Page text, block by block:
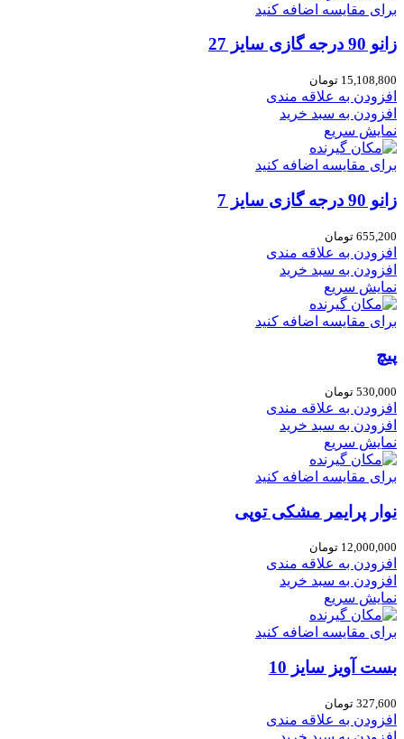
برای مقایسه اضافه کنید
زانو 90 درجه گازی سایز 27
15,108,800 تومان
افزودن به علاقه مندی
افزودن به سبد خرید
نمایش سریع
برای مقایسه اضافه کنید
زانو 90 درجه گازی سایز 7
655,200 تومان
افزودن به علاقه مندی
افزودن به سبد خرید
نمایش سریع
برای مقایسه اضافه کنید
پیچ
530,000 تومان
افزودن به علاقه مندی
افزودن به سبد خرید
نمایش سریع
برای مقایسه اضافه کنید
نوار پرایمر مشکی توپی
12,000,000 تومان
افزودن به علاقه مندی
افزودن به سبد خرید
نمایش سریع
برای مقایسه اضافه کنید
بست آویز سایز 10
327,600 تومان
افزودن به علاقه مندی